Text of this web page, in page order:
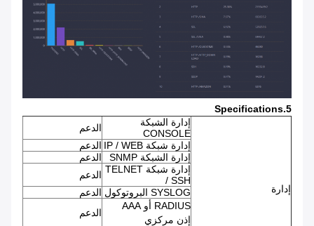
5.Specifications
إدارة
إدارة الشبكة
CONSOLE
الدعم
إدارة شبكة IP / WEB
الدعم
إدارة الشبكة SNMP
الدعم
إدارة شبكة TELNET
/ SSH
الدعم
SYSLOG البروتوكول
الدعم
RADIUS أو AAA
إذن مركزي
الدعم